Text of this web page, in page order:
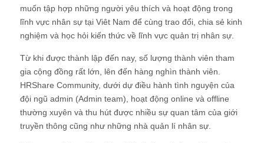
muốn tập hợp những người yêu thích và hoạt động trong
lĩnh vực nhân sự tại Viêt Nam để cùng trao đổi, chia sẻ kinh
nghiệm và học hỏi kiến thức về lĩnh vực quản trị nhân sự.
Từ khi được thành lập đến nay, số lượng thành viên tham
gia cộng đồng rất lớn, lên đến hàng nghìn thành viên.
HRShare Community, dưới dự điều hành tình nguyện của
đội ngũ admin (Admin team), hoạt động online và offline
thường xuyên và thu hút được nhiều sự quan tâm của giới
truyền thông cũng như những nhà quản lí nhân sự.